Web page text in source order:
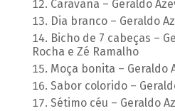
Caravana – Geraldo
Dia branco – Geraldo
Bicho de 7 cabeças –
Rocha e Zé Ramalho
Moça bonita – Geraldo
Sabor colorido –
Sétimo céu – Geraldo